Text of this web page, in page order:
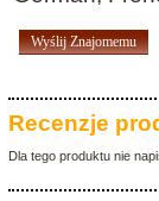
Wyślij Znajomemu
Recenzje
Dla tego produktu nie